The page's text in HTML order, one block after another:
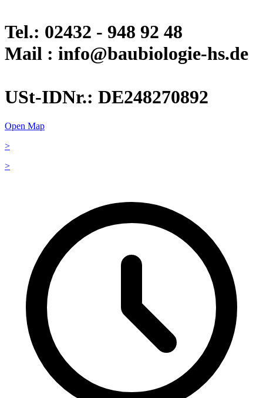
Tel.: 02432 - 948 92 48
Mail : info@baubiologie-hs.de
USt-IDNr.: DE248270892
Open Map
>
>